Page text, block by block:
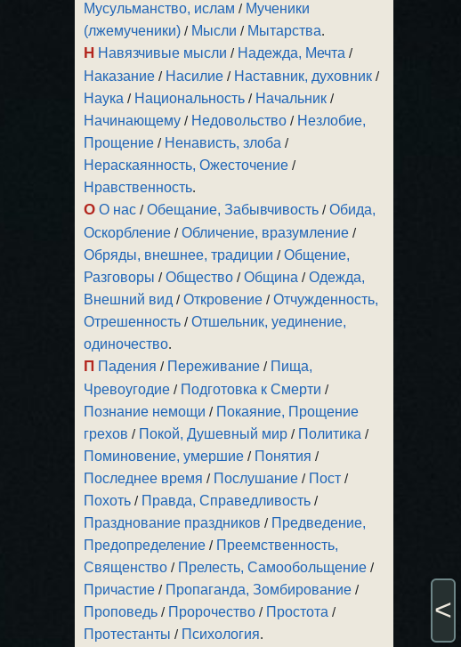
Мусульманство, ислам / Мученики
(лжемученики) / Мысли / Мытарства.
Н Навязчивые мысли / Надежда, Мечта /
Наказание / Насилие / Наставник, духовник /
Наука / Национальность / Начальник /
Начинающему / Недовольство / Незлобие,
Прощение / Ненависть, злоба /
Нераскаянность, Ожесточение /
Нравственность.
О О нас /Обещание, Забывчивость /Обида,
Оскорбление /Обличение, вразумление /
Обряды, внешнее, традиции /Общение,
Разговоры /Общество /Община /Одежда,
Внешний вид /Откровение /Отчужденность,
Отрешенность /Отшельник, уединение,
одиночество.
П Падения / Переживание / Пища,
Чревоугодие / Подготовка к Смерти /
Познание немощи / Покаяние, Прощение
грехов / Покой, Душевный мир / Политика /
Поминовение, умершие / Понятия /
Последнее время / Послушание / Пост /
Похоть / Правда, Справедливость /
Празднование праздников / Предведение,
Предопределение / Преемственность,
Священство / Прелесть, Самообольщение /
Причастие / Пропаганда, Зомбирование /
Проповедь / Пророчество / Простота /
Протестанты / Психология.
<